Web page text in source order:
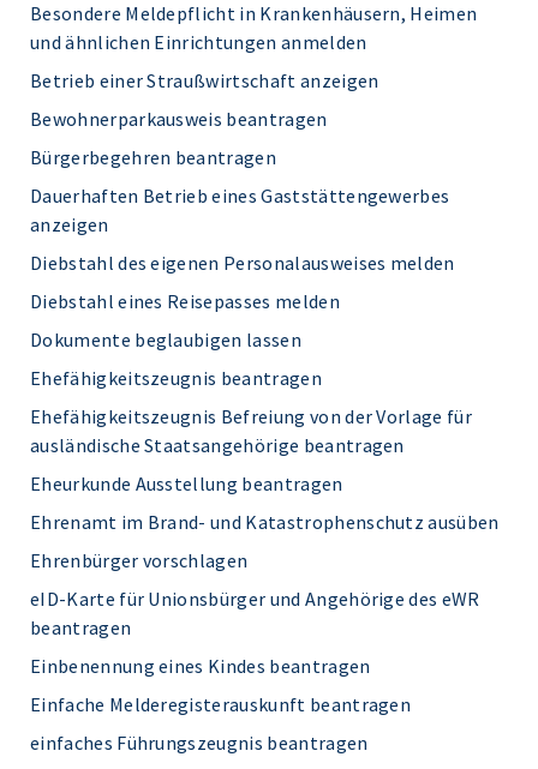
Besondere Meldepflicht in Krankenhäusern, Heimen
und ähnlichen Einrichtungen anmelden
Betrieb einer Straußwirtschaft anzeigen
Bewohnerparkausweis beantragen
Bürgerbegehren beantragen
Dauerhaften Betrieb eines Gaststättengewerbes
anzeigen
Diebstahl des eigenen Personalausweises melden
Diebstahl eines Reisepasses melden
Dokumente beglaubigen lassen
Ehefähigkeitszeugnis beantragen
Ehefähigkeitszeugnis Befreiung von der Vorlage für
ausländische Staatsangehörige beantragen
Eheurkunde Ausstellung beantragen
Ehrenamt im Brand- und Katastrophenschutz ausüben
Ehrenbürger vorschlagen
eID-Karte für Unionsbürger und Angehörige des eWR
beantragen
Einbenennung eines Kindes beantragen
Einfache Melderegisterauskunft beantragen
einfaches Führungszeugnis beantragen